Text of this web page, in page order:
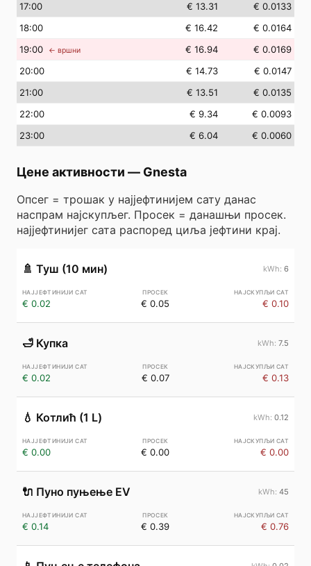
17:00 € 13.31
€ 0.0133
18:00 € 16.42
€ 0.0164
19:00 ← вршни € 16.94
€ 0.0169
20:00 € 14.73
€ 0.0147
21:00 € 13.51
€ 0.0135
22:00 € 9.34
€ 0.0093
23:00 € 6.04 € 0.0060
Цене активности — Gnesta
Опсег = трошак у најјефтинијем сату данас
наспрам најскупљег. Просек = данашњи просек.
најјефтинијег сата распоред циља јефтини крај.
🚿 Туш (10 мин) 6
€ 0.02 € 0.05 € 0.10
🛁 Купка 7.5
€ 0.02 € 0.07 € 0.13
💧 Котлић (1 L) 0.12
€ 0.00 € 0.00 € 0.00
🔌 Пуно пуњење EV 45
€ 0.14 € 0.39 € 0.76